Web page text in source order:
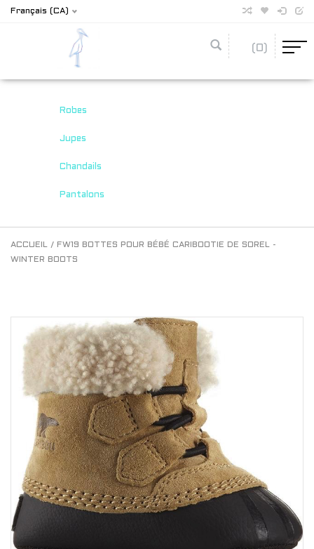
Français (CA)
(0)
Robes
Jupes
Chandails
Pantalons
ACCUEIL / FW19 BOTTES POUR BÉBÉ CARIBOOTIE DE SOREL -
WINTER BOOTS